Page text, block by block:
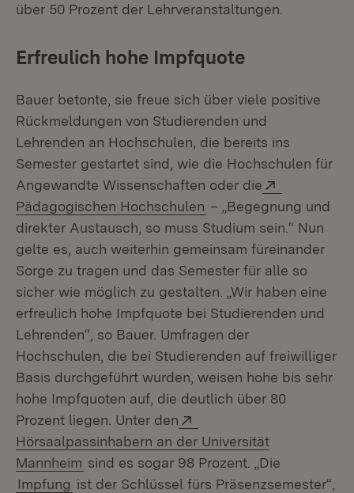
über 50 Prozent der Lehrveranstaltungen.
Erfreulich hohe Impfquote
Bauer betonte, sie freue sich über viele positive
Rückmeldungen von Studie­renden und
Lehrenden an Hochschulen, die bereits ins
Semester gestartet sind, wie die Hochschulen für
Angewandte Wissenschaften oder die
Pädagogischen Hochschulen (Öffnet in neuem
– „Begegnung und
direkter Austausch, so muss Studium sein.“ Nun
gelte es, auch weiterhin gemeinsam füreinander
Sorge zu tragen und das Semester für alle so
sicher wie möglich zu gestalten. „Wir haben eine
erfreulich hohe Impfquote bei Studierenden und
Lehrenden“, so Bauer. Umfragen der
Hochschulen, die bei Studierenden auf freiwilliger
Basis durchgeführt wurden, weisen hohe bis sehr
hohe Impfquoten auf, die deutlich über 80
Prozent liegen. Unter den
Hörsaalpassinhabern an der Universität
Mannheim (Öffnet in neuem Fenster)
sind es sogar 98 Prozent. „Die
Impfung ist der Schlüssel fürs Präsenzsemester“,